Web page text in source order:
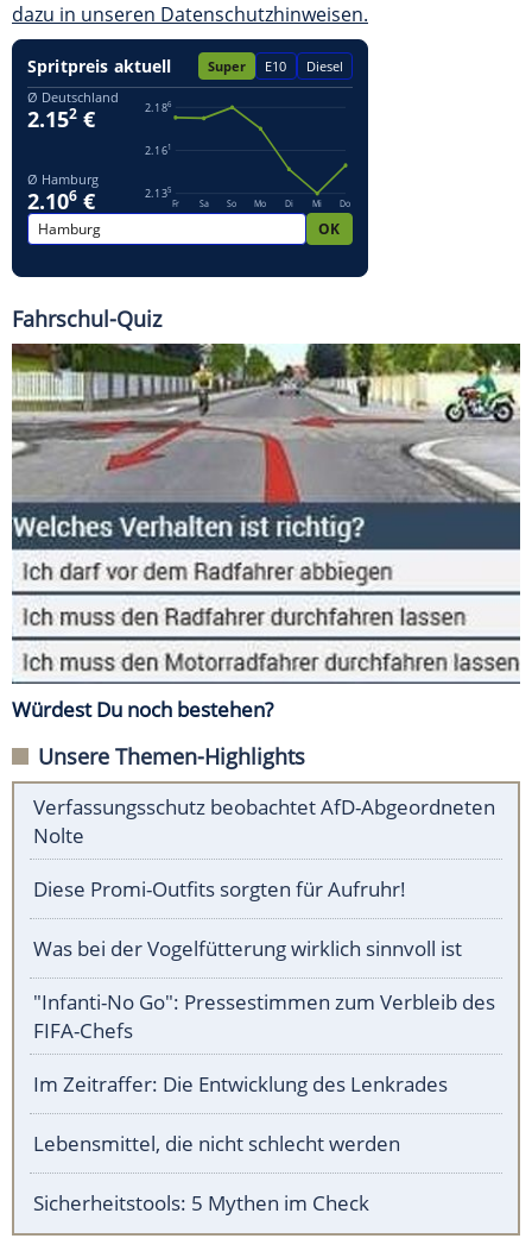
dazu in unseren Datenschutzhinweisen.
Fahrschul-Quiz
Würdest Du noch bestehen?
Unsere Themen-Highlights
Verfassungsschutz beobachtet AfD-Abgeordneten
Nolte
Diese Promi-Outfits sorgten für Aufruhr!
Was bei der Vogelfütterung wirklich sinnvoll ist
"Infanti-No Go": Pressestimmen zum Verbleib des
FIFA-Chefs
Im Zeitraffer: Die Entwicklung des Lenkrades
Lebensmittel, die nicht schlecht werden
Sicherheitstools: 5 Mythen im Check